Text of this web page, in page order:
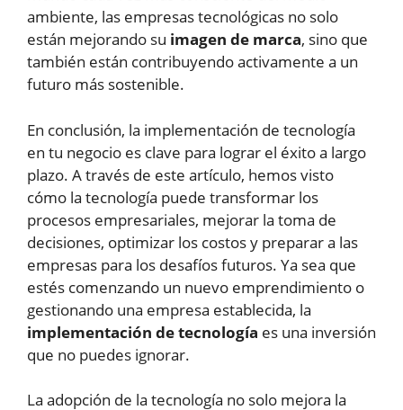
ambiente, las empresas tecnológicas no solo
están mejorando su imagen de marca, sino que
también están contribuyendo activamente a un
futuro más sostenible.
En conclusión, la implementación de tecnología
en tu negocio es clave para lograr el éxito a largo
plazo. A través de este artículo, hemos visto
cómo la tecnología puede transformar los
procesos empresariales, mejorar la toma de
decisiones, optimizar los costos y preparar a las
empresas para los desafíos futuros. Ya sea que
estés comenzando un nuevo emprendimiento o
gestionando una empresa establecida, la
implementación de tecnología es una inversión
que no puedes ignorar.
La adopción de la tecnología no solo mejora la